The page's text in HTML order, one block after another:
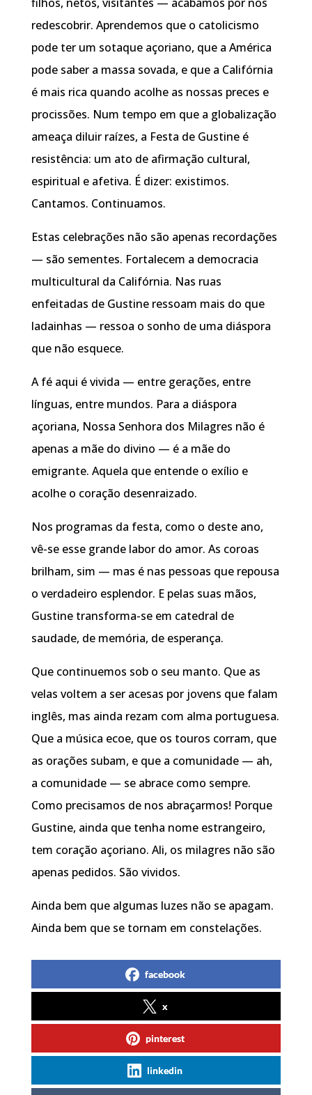
redescobrir. Aprendemos que o catolicismo
pode ter um sotaque açoriano, que a América
pode saber a massa sovada, e que a Califórnia
é mais rica quando acolhe as nossas preces e
procissões. Num tempo em que a globalização
ameaça diluir raízes, a Festa de Gustine é
resistência: um ato de afirmação cultural,
espiritual e afetiva. É dizer: existimos.
Cantamos. Continuamos.
Estas celebrações não são apenas recordações
— são sementes. Fortalecem a democracia
multicultural da Califórnia. Nas ruas
enfeitadas de Gustine ressoam mais do que
ladainhas — ressoa o sonho de uma diáspora
que não esquece.
A fé aqui é vivida — entre gerações, entre
línguas, entre mundos. Para a diáspora
açoriana, Nossa Senhora dos Milagres não é
apenas a mãe do divino — é a mãe do
emigrante. Aquela que entende o exílio e
acolhe o coração desenraizado.
Nos programas da festa, como o deste ano,
vê-se esse grande labor do amor. As coroas
brilham, sim — mas é nas pessoas que repousa
o verdadeiro esplendor. E pelas suas mãos,
Gustine transforma-se em catedral de
saudade, de memória, de esperança.
Que continuemos sob o seu manto. Que as
velas voltem a ser acesas por jovens que falam
inglês, mas ainda rezam com alma portuguesa.
Que a música ecoe, que os touros corram, que
as orações subam, e que a comunidade — ah,
a comunidade — se abrace como sempre.
Como precisamos de nos abraçarmos! Porque
Gustine, ainda que tenha nome estrangeiro,
tem coração açoriano. Ali, os milagres não são
apenas pedidos. São vividos.
Ainda bem que algumas luzes não se apagam.
Ainda bem que se tornam em constelações.
facebook
x
pinterest
linkedin